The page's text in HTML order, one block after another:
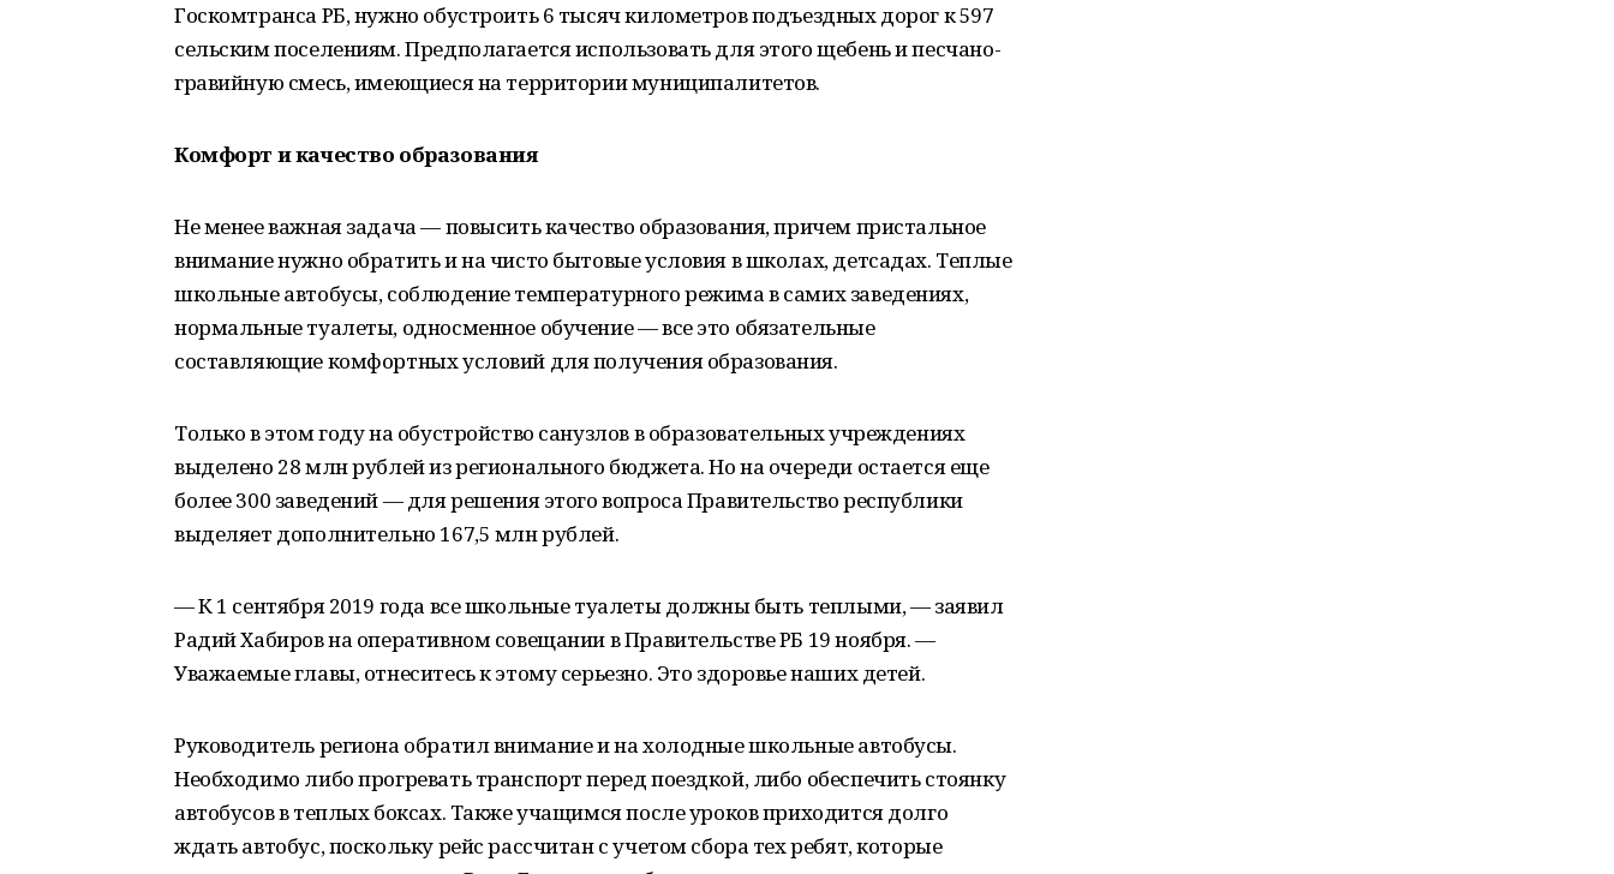
Госкомтранса РБ, нужно обустроить 6 тысяч километров подъездных дорог к 597
сельским поселениям. Предполагается использовать для этого щебень и песчано-
гравийную смесь, имеющиеся на территории муниципалитетов.
Комфорт и качество образования
Не менее важная задача — повысить качество образования, причем пристальное
внимание нужно обратить и на чисто бытовые условия в школах, детсадах. Теплые
школьные автобусы, соблюдение температурного режима в самих заведениях,
нормальные туалеты, односменное обучение — все это обязательные
составляющие комфортных условий для получения образования.
Только в этом году на обустройство санузлов в образовательных учреждениях
выделено 28 млн рублей из регионального бюджета. Но на очереди остается еще
более 300 заведений — для решения этого вопроса Правительство республики
выделяет дополнительно 167,5 млн рублей.
— К 1 сентября 2019 года все школьные туалеты должны быть теплыми, — заявил
Радий Хабиров на оперативном совещании в Правительстве РБ 19 ноября. —
Уважаемые главы, отнеситесь к этому серьезно. Это здоровье наших детей.
Руководитель региона обратил внимание и на холодные школьные автобусы.
Необходимо либо прогревать транспорт перед поездкой, либо обеспечить стоянку
автобусов в теплых боксах. Также учащимся после уроков приходится долго
ждать автобус, поскольку рейс рассчитан с учетом сбора тех ребят, которые